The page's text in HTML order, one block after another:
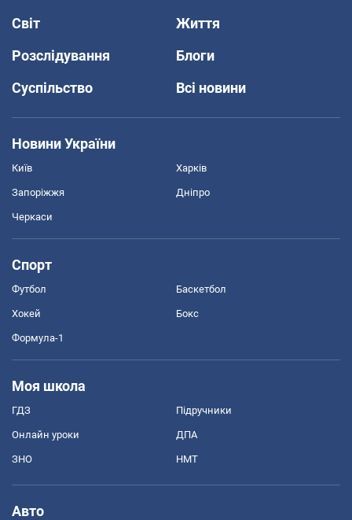
Світ
Життя
Розслідування
Блоги
Суспільство
Всі новини
Новини України
Київ Харків
Запоріжжя Дніпро
Черкаси
Спорт
Футбол Баскетбол
Хокей Бокс
Формула-1
Моя школа
ГДЗ Підручники
Онлайн уроки ДПА
ЗНО НМТ
Авто